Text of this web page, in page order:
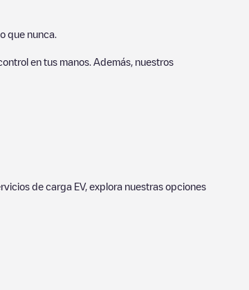
que nunca.
en tus manos. Además, nuestros
de carga EV, explora nuestras opciones